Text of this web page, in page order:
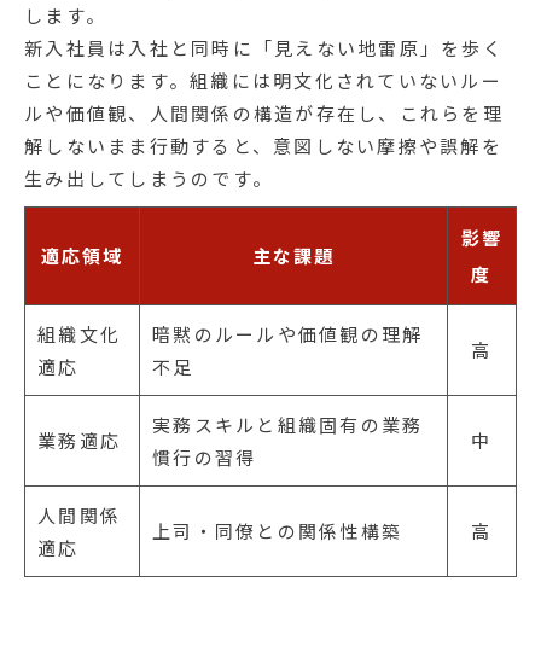
します。
新入社員は入社と同時に「見えない地雷原」を歩く
ことになります。組織には明文化されていないルー
ルや価値観、人間関係の構造が存在し、これらを理
解しないまま行動すると、意図しない摩擦や誤解を
生み出してしまうのです。
適応領域 主な課題
影響
度
組織文化
適応
暗黙のルールや価値観の理解
不足
高
業務適応
実務スキルと組織固有の業務
慣行の習得
中
人間関係
適応
上司・同僚との関係性構築 高